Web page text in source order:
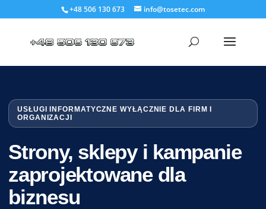
+48 506 130 673 info@tosetec.com
USŁUGI INFORMATYCZNE WYŁĄCZNIE DLA FIRM I
ORGANIZACJI
Strony, sklepy i kampanie
zaprojektowane dla
biznesu